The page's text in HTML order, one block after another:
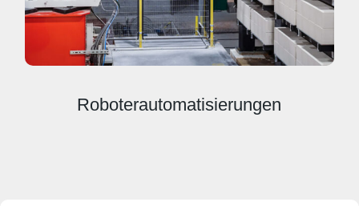
Roboterautomatisierungen